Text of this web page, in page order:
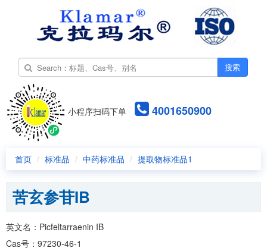
搜索
小程序扫码下单 4001650900
首页 标准品 中药标准品 提取物标准品1
苦玄参苷IB
英文名：Picfeltarraenin IB
Cas号：97230-46-1